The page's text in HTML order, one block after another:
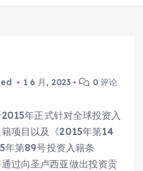
1 6 月, 2023 0 评论
年正式针对全球投资入
项目以及《2015年第14
年第89号投资入籍条
过向圣卢西亚做出投资贡